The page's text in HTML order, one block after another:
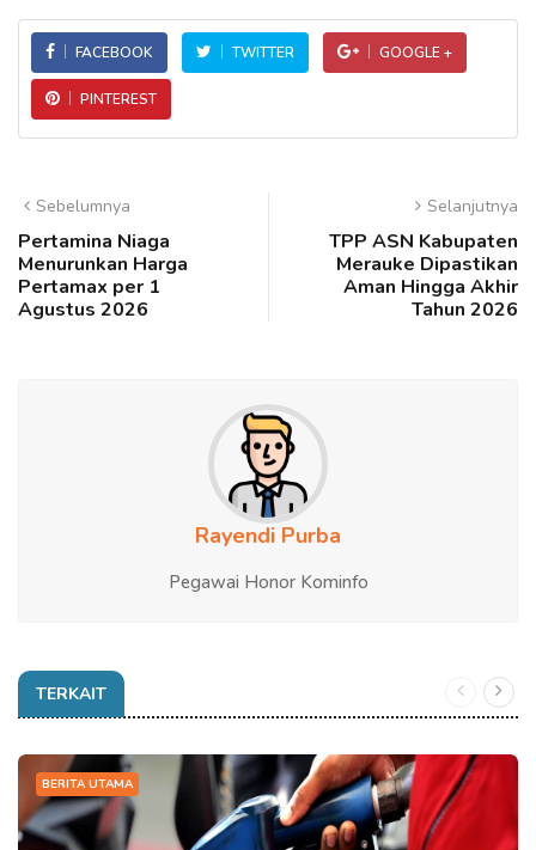
FACEBOOK TWITTER GOOGLE +
PINTEREST
Sebelumnya
Pertamina Niaga
Menurunkan Harga
Pertamax per 1
Agustus 2026
Selanjutnya
TPP ASN Kabupaten
Merauke Dipastikan
Aman Hingga Akhir
Tahun 2026
Rayendi Purba
Pegawai Honor Kominfo
TERKAIT
BERITA UTAMA